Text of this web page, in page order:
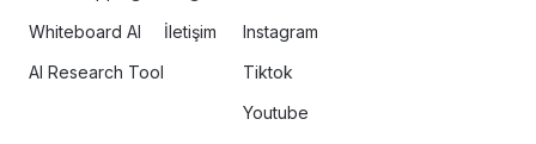
Whiteboard AI
AI Research Tool
İletişim
Instagram
Tiktok
Youtube